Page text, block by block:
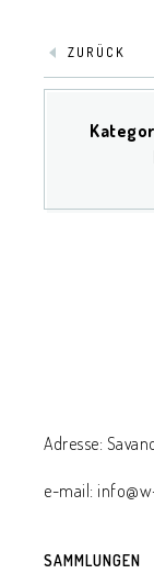
ZURÜCK
Adresse:
e-mail:
SAMMLUNGEN